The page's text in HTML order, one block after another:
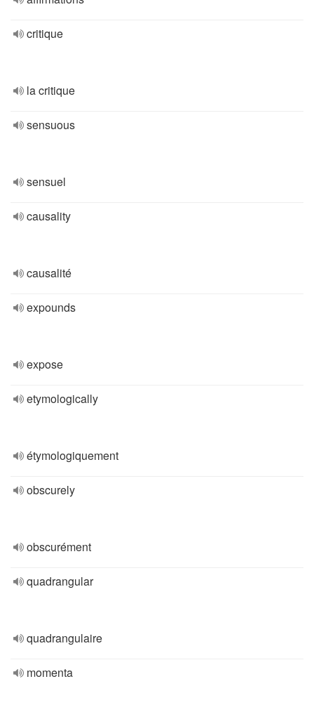
critique
la critique
sensuous
sensuel
causality
causalité
expounds
expose
etymologically
étymologiquement
obscurely
obscurément
quadrangular
quadrangulaire
momenta